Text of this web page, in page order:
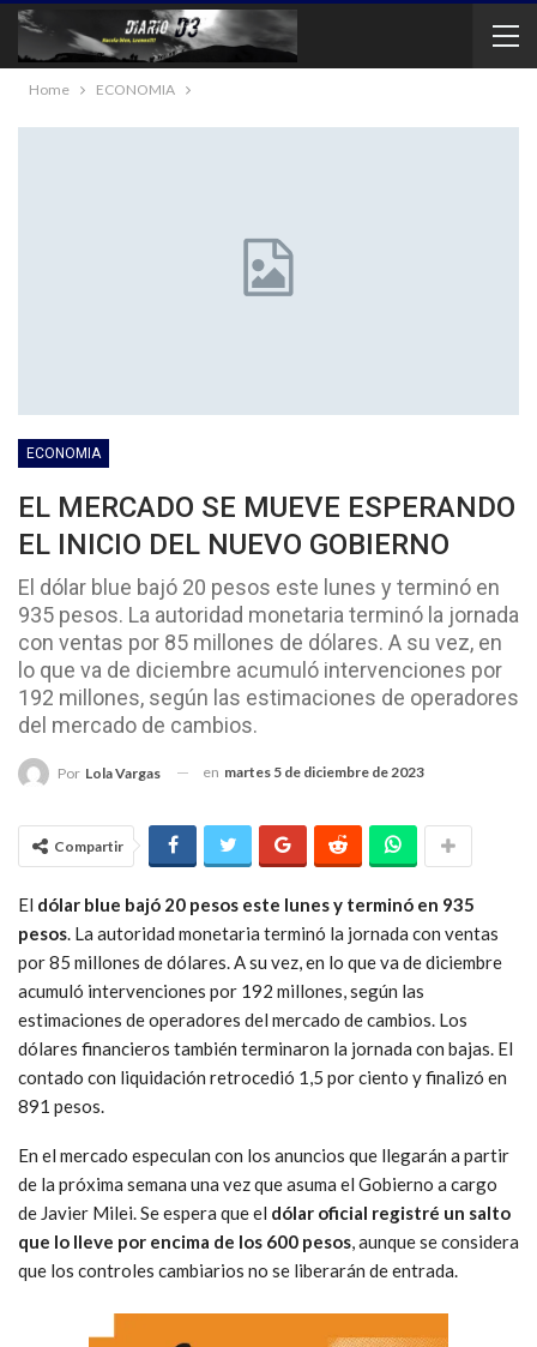
Home ECONOMIA
ECONOMIA
EL MERCADO SE MUEVE ESPERANDO
EL INICIO DEL NUEVO GOBIERNO
El dólar blue bajó 20 pesos este lunes y terminó en
935 pesos. La autoridad monetaria terminó la jornada
con ventas por 85 millones de dólares. A su vez, en
lo que va de diciembre acumuló intervenciones por
192 millones, según las estimaciones de operadores
del mercado de cambios.
Por Lola Vargas en martes 5 de diciembre de 2023
Compartir
El dólar blue bajó 20 pesos este lunes y terminó en 935
pesos. La autoridad monetaria terminó la jornada con ventas
por 85 millones de dólares. A su vez, en lo que va de diciembre
acumuló intervenciones por 192 millones, según las
estimaciones de operadores del mercado de cambios. Los
dólares financieros también terminaron la jornada con bajas. El
contado con liquidación retrocedió 1,5 por ciento y finalizó en
891 pesos.
En el mercado especulan con los anuncios que llegarán a partir
de la próxima semana una vez que asuma el Gobierno a cargo
de Javier Milei. Se espera que el dólar oficial registré un salto
que lo lleve por encima de los 600 pesos, aunque se considera
que los controles cambiarios no se liberarán de entrada.